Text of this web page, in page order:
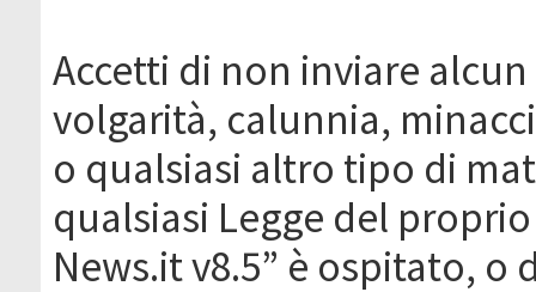
Accetti di non inviare
volgarità, calunnia,
o qualsiasi altro tipo di
qualsiasi Legge del
News.it v8.5” è ospitato, o